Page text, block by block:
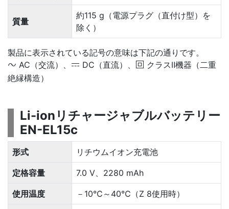
質量
約115 g（電源プラグ（直付け型）を
除く）
製品に表示されている記号の意味は下記の通りです。
m AC（交流）、 p DC（直流）、 q
クラスⅡ機器（二重
絶縁構造）
Li-ionリチャージャブルバッテリー
EN-EL15c
形式 リチウムイオン充電池
定格容量 7.0 V、2280 mAh
使用温度 －10℃～40℃（Z 8使用時）